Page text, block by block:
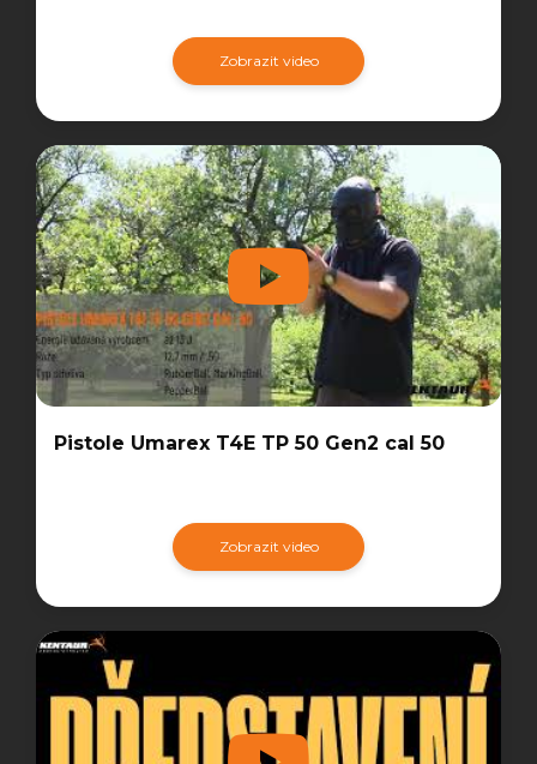
Zobrazit video
Pistole Umarex T4E TP 50 Gen2 cal 50
Zobrazit video